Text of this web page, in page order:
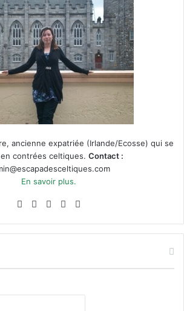
ancienne expatriée (Irlande/Ecosse) qui se
en contrées celtiques. Contact :
En savoir plus.
Facebook
X PinterestInstagram